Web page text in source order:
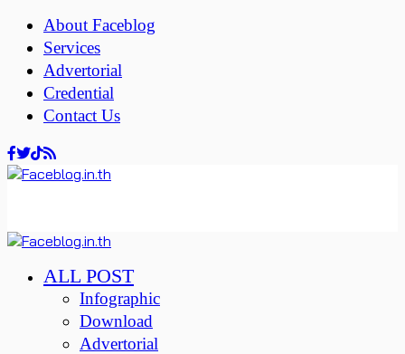
About Faceblog
Services
Advertorial
Credential
Contact Us
ALL POST
Infographic
Download
Advertorial